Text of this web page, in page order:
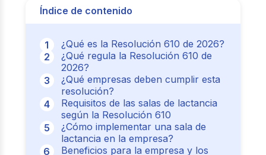
Índice de contenido
¿Qué es la Resolución 610 de 2026?
¿Qué regula la Resolución 610 de
2026?
¿Qué empresas deben cumplir esta
resolución?
Requisitos de las salas de lactancia
según la Resolución 610
¿Cómo implementar una sala de
lactancia en la empresa?
Beneficios para la empresa y los